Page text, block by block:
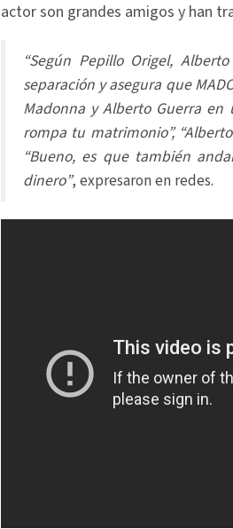
actor son grandes amigos y han
“Según Pepillo Origel,
separación y asegura que
Madonna y Alberto Guerra en
rompa tu matrimonio”,
“Bueno, es que también
dinero”, expresaron en redes.